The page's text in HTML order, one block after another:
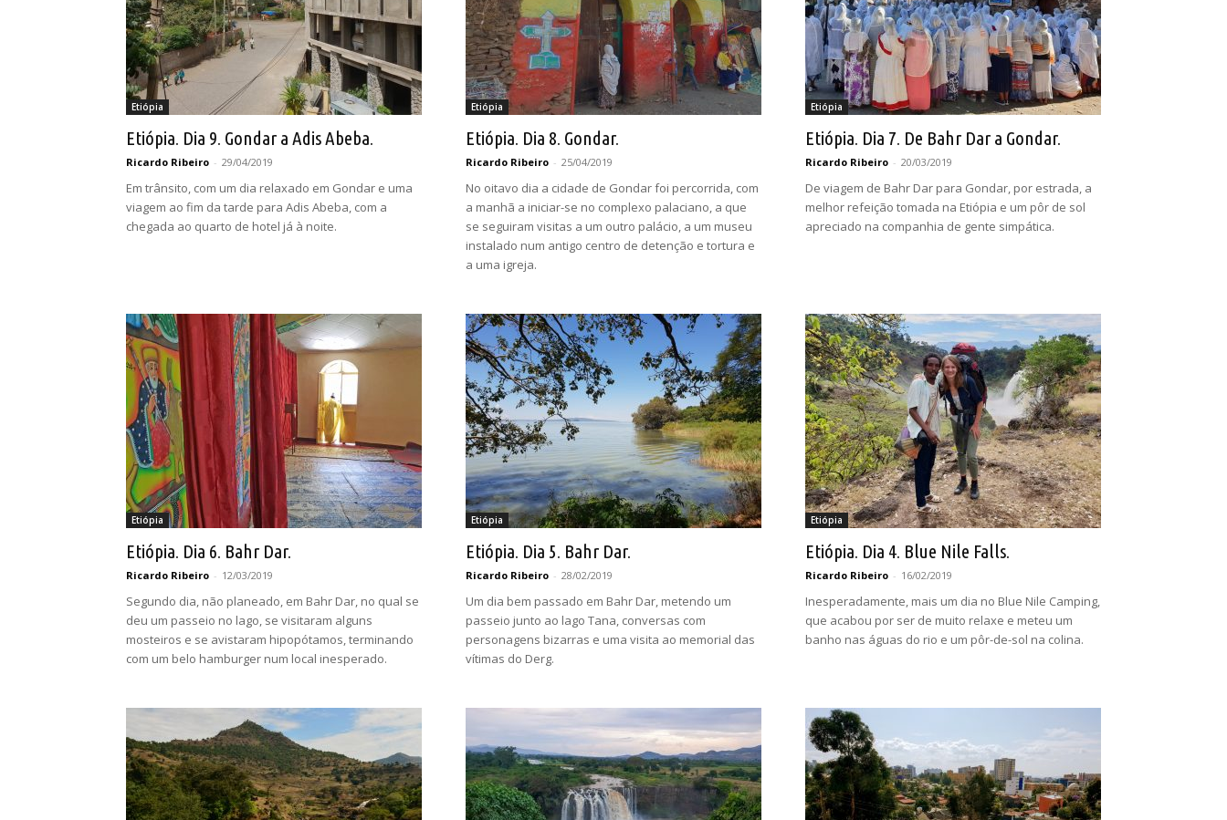
Etiópia
Etiópia. Dia 9. Gondar a Adis Abeba.
Ricardo Ribeiro - 29/04/2019
Em trânsito, com um dia relaxado em Gondar e uma
viagem ao fim da tarde para Adis Abeba, com a
chegada ao quarto de hotel já à noite.
Etiópia
Etiópia. Dia 8. Gondar.
Ricardo Ribeiro - 25/04/2019
No oitavo dia a cidade de Gondar foi percorrida, com
a manhã a iniciar-se no complexo palaciano, a que
se seguiram visitas a um outro palácio, a um museu
instalado num antigo centro de detenção e tortura e
a uma igreja.
Etiópia
Etiópia. Dia 7. De Bahr Dar a Gondar.
Ricardo Ribeiro - 20/03/2019
De viagem de Bahr Dar para Gondar, por estrada, a
melhor refeição tomada na Etiópia e um pôr de sol
apreciado na companhia de gente simpática.
Etiópia
Etiópia. Dia 6. Bahr Dar.
Ricardo Ribeiro - 12/03/2019
Segundo dia, não planeado, em Bahr Dar, no qual se
deu um passeio no lago, se visitaram alguns
mosteiros e se avistaram hipopótamos, terminando
com um belo hamburger num local inesperado.
Etiópia
Etiópia. Dia 5. Bahr Dar.
Ricardo Ribeiro - 28/02/2019
Um dia bem passado em Bahr Dar, metendo um
passeio junto ao lago Tana, conversas com
personagens bizarras e uma visita ao memorial das
vítimas do Derg.
Etiópia
Etiópia. Dia 4. Blue Nile Falls.
Ricardo Ribeiro - 16/02/2019
Inesperadamente, mais um dia no Blue Nile Camping,
que acabou por ser de muito relaxe e meteu um
banho nas águas do rio e um pôr-de-sol na colina.